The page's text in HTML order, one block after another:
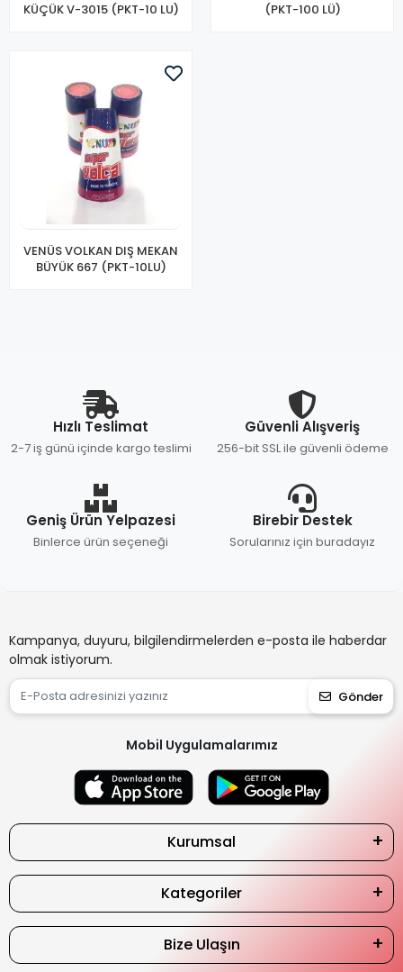
KÜÇÜK V-3015 (PKT-10 LU)
(PKT-100 LÜ)
VENÜS VOLKAN DIŞ MEKAN
BÜYÜK 667 (PKT-10LU)
Hızlı Teslimat
2-7 iş günü içinde kargo teslimi
Güvenli Alışveriş
256-bit SSL ile güvenli ödeme
Geniş Ürün Yelpazesi
Binlerce ürün seçeneği
Birebir Destek
Sorularınız için buradayız
Kampanya, duyuru, bilgilendirmelerden e-posta ile haberdar
olmak istiyorum.
Gönder
Mobil Uygulamalarımız
Kurumsal
Kategoriler
Bize Ulaşın